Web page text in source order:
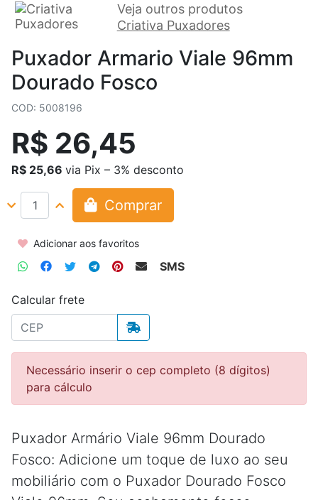
Veja outros produtos
Criativa Puxadores
Puxador Armario Viale 96mm
Dourado Fosco
COD: 5008196
R$ 26,45
R$ 25,66 via Pix – 3% desconto
Comprar
Adicionar aos favoritos
SMS
Calcular frete
Necessário inserir o cep completo (8 dígitos)
para cálculo
Puxador Armário Viale 96mm Dourado
Fosco: Adicione um toque de luxo ao seu
mobiliário com o Puxador Dourado Fosco